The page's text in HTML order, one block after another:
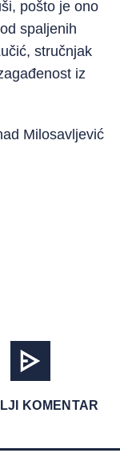
pošto je ono
spaljenih
stručnjak
iz
Milosavljević
KOMENTAR